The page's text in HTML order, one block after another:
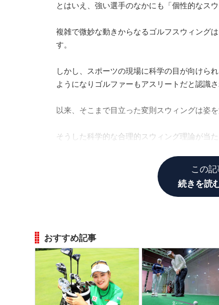
とはいえ、強い選手のなかにも「個性的なス
複雑で微妙な動きからなるゴルフスウィング
す。
しかし、スポーツの現場に科学の目が向けら
ようになりゴルファーもアスリートだと認識
以来、そこまで目立った変則スウィングは姿
そうした科学的な合理的スウィング理論が当
この
続きを読
おすすめ記事